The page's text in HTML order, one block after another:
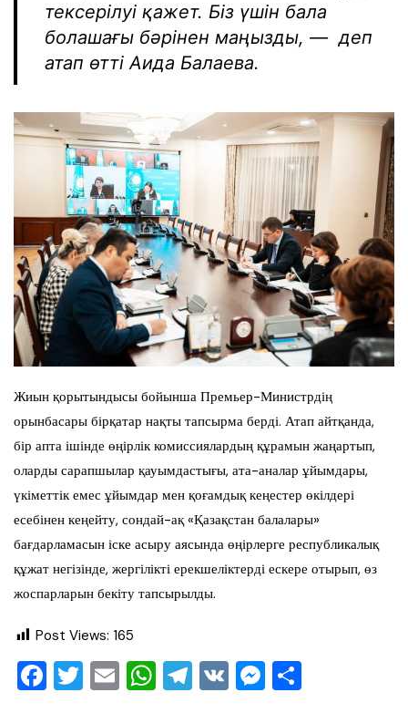
тексерілуі қажет. Біз үшін бала
болашағы бәрінен маңызды, — деп
атап өтті Аида Балаева.
Жиын қорытындысы бойынша Премьер-Министрдің
орынбасары бірқатар нақты тапсырма берді. Атап айтқанда,
бір апта ішінде өңірлік комиссиялардың құрамын жаңартып,
оларды сарапшылар қауымдастығы, ата-аналар ұйымдары,
үкіметтік емес ұйымдар мен қоғамдық кеңестер өкілдері
есебінен кеңейту, сондай-ақ «Қазақстан балалары»
бағдарламасын іске асыру аясында өңірлерге республикалық
құжат негізінде, жергілікті ерекшеліктерді ескере отырып, өз
жоспарларын бекіту тапсырылды.
Post Views: 165
F T E W T V M